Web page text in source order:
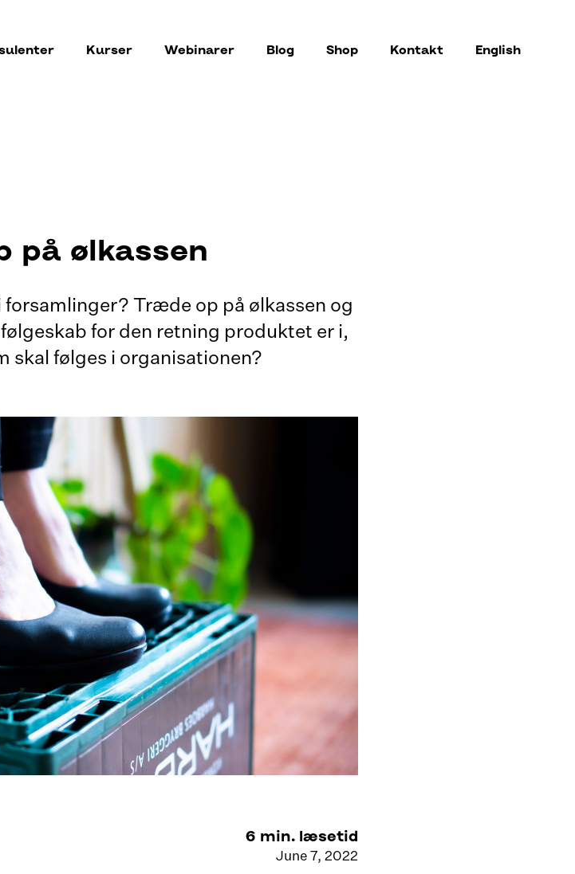
Kurser Webinarer Blog Shop Kontakt English
på ølkassen
Træde op på ølkassen og
for den retning produktet er i,
skal følges i organisationen?
6 min. læsetid
June 7, 2022